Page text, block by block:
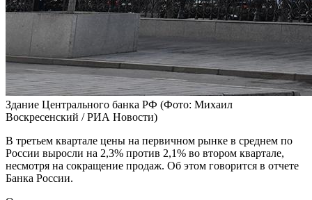
Здание Центрального банка РФ (Фото: Михаил
Воскресенский / РИА Новости)
В третьем квартале цены на первичном рынке в среднем по
России выросли на 2,3% против 2,1% во втором квартале,
несмотря на сокращение продаж. Об этом говорится в отчете
Банка России.